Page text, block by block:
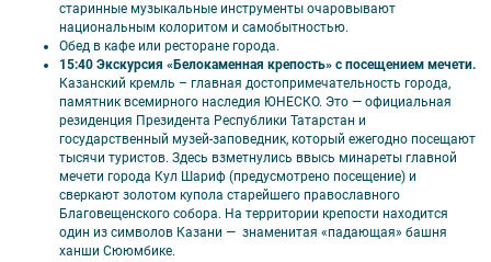
старинные музыкальные инструменты очаровывают
национальным колоритом и самобытностью.
Обед в кафе или ресторане города.
15:40 Экскурсия «Белокаменная крепость» с посещением мечети.
Казанский кремль – главная достопримечательность города,
памятник всемирного наследия ЮНЕСКО. Это — официальная
резиденция Президента Республики Татарстан и
государственный музей-заповедник, который ежегодно посещают
тысячи туристов. Здесь взметнулись ввысь минареты главной
мечети города Кул Шариф (предусмотрено посещение) и
сверкают золотом купола старейшего православного
Благовещенского собора. На территории крепости находится
один из символов Казани — знаменитая «падающая» башня
ханши Сююмбике.